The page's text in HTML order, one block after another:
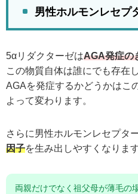
男性ホルモンレセプ
5αリダクターゼはAGA発症の
この物質自体は誰にでも存在
AGAを発症するかどうかはこ
よって変わります。
さらに男性ホルモンレセプタ
因子を生み出しやすくなります
両親だけでなく祖父母が薄毛の